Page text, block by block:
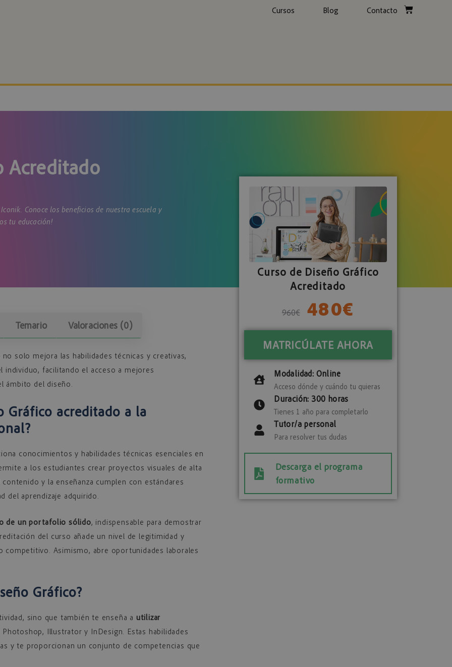
Cursos Blog Contacto
Acreditado
Conoce los beneficios de nuestra escuela y
tu educación!
Temario Valoraciones (0)
no solo mejora las habilidades técnicas y creativas,
facilitando el acceso a mejores
ámbito del diseño.
Gráfico acreditado a la
conocimientos y habilidades técnicas esenciales en
a los estudiantes crear proyectos visuales de alta
y la enseñanza cumplen con estándares
del aprendizaje adquirido.
de un portafolio sólido, indispensable para demostrar
del curso añade un nivel de legitimidad y
competitivo. Asimismo, abre oportunidades laborales
Gráfico?
sino que también te enseña a utilizar
Illustrator y InDesign. Estas habilidades
y te proporcionan un conjunto de competencias que
Curso de Diseño Gráfico
Acreditado
960€ 480€
MATRICÚLATE AHORA
Modalidad: Online
Acceso dónde y cuándo tu quieras
Duración: 300 horas
Tienes 1 año para completarlo
Tutor/a personal
Para resolver tus dudas
Descarga el programa
formativo